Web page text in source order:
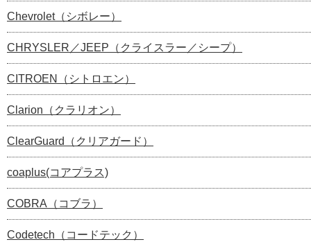
Chevrolet（シボレー）
CHRYSLER／JEEP（クライスラー／シープ）
CITROEN（シトロエン）
Clarion（クラリオン）
ClearGuard（クリアガード）
coaplus(コアプラス)
COBRA（コブラ）
Codetech（コードテック）